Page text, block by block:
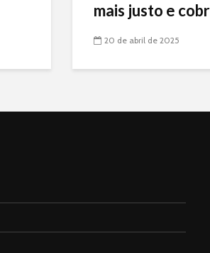
mais justo e
20 de abril de 2025